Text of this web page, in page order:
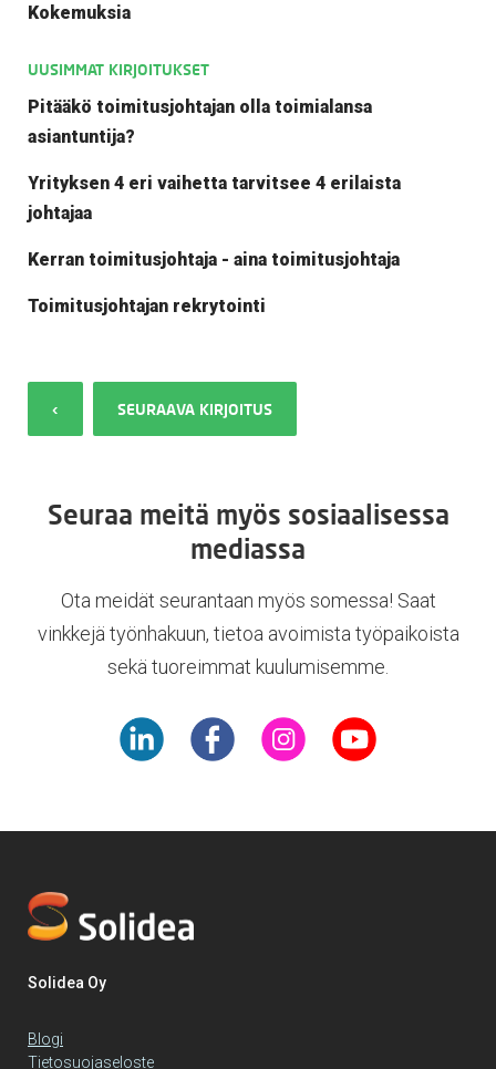
Kokemuksia
UUSIMMAT KIRJOITUKSET
Pitääkö toimitusjohtajan olla toimialansa
asiantuntija?
Yrityksen 4 eri vaihetta tarvitsee 4 erilaista
johtajaa
Kerran toimitusjohtaja - aina toimitusjohtaja
Toimitusjohtajan rekrytointi
‹ SEURAAVA KIRJOITUS
Seuraa meitä myös sosiaalisessa
mediassa
Ota meidät seurantaan myös somessa! Saat
vinkkejä työnhakuun, tietoa avoimista työpaikoista
sekä tuoreimmat kuulumisemme.
Solidea Oy
Blogi
Tietosuojaseloste